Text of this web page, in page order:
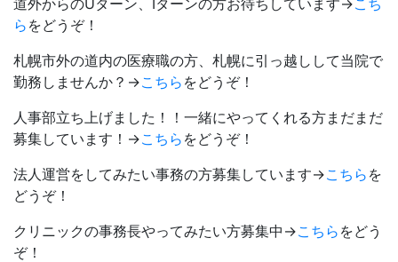
道外からのUターン、Iターンの方お待ちしています→こち
ら をどうぞ！
札幌市外の道内の医療職の方、札幌に引っ越しして当院で
勤務しませんか？→こちら をどうぞ！
人事部立ち上げました！！一緒にやってくれる方まだまだ
募集しています！→こちら をどうぞ！
法人運営をしてみたい事務の方募集しています→こちら を
どうぞ！
クリニックの事務長やってみたい方募集中→こちら をどう
ぞ！